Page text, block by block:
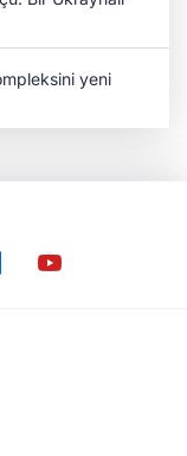
yeni